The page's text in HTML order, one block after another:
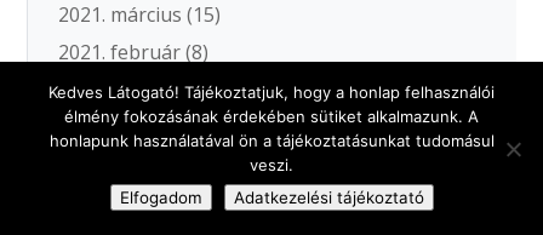
2021. március (15)
2021. február(8)
2021. január(7)
2020. december(5)
2020. október(18)
Kedves Látogató! Tájékoztatjuk, hogy a honlap felhasználói
élmény fokozásának érdekében sütiket alkalmazunk. A
honlapunk használatával ön a tájékoztatásunkat tudomásul
veszi.
Elfogadom
Adatkezelési tájékoztató